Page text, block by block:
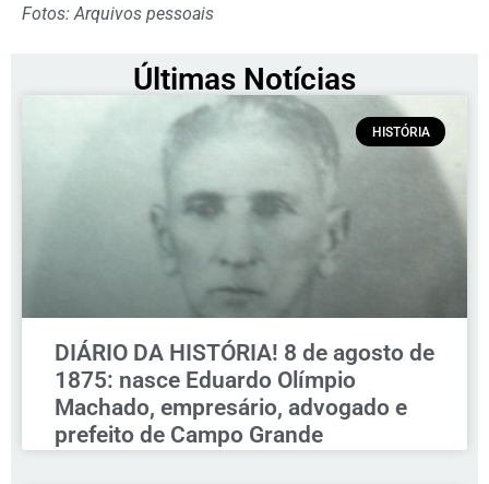
Fotos: Arquivos pessoais
Últimas Notícias
HISTÓRIA
DIÁRIO DA HISTÓRIA! 8 de agosto de
1875: nasce Eduardo Olímpio
Machado, empresário, advogado e
prefeito de Campo Grande